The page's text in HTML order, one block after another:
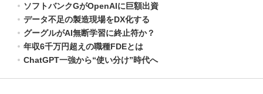
ソフトバンクGがOpenAIに巨額出資
データ不足の製造現場をDX化する
グーグルがAI無断学習に終止符か？
年収6千万円超えの職種FDEとは
ChatGPT一強から“使い分け”時代へ